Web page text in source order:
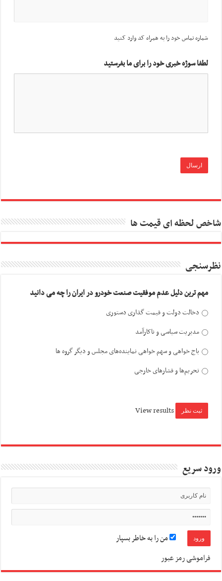
شماره تماس خود را به همراه کد وارد کنید
لطفا سوژه خبری خود را برای ما بفرستید
شاخص لحظه ای قیمت ها
نظرسنجی
مهم ترین دلیل عدم موفقیت صنعت خودرو در ایران را چه می دانید
دخالت دولت و قیمت گذاری دستوری
مدیریت سیاسی و ناکارآمد
باج خواهی و سهم خواهی نماینده‌های مجلس و دیگر گروه ها
تحریم‌ها و فشارهای خارجی
View results
ورود سریع
من را به خاطر بسپار
فراموشی رمز عبور